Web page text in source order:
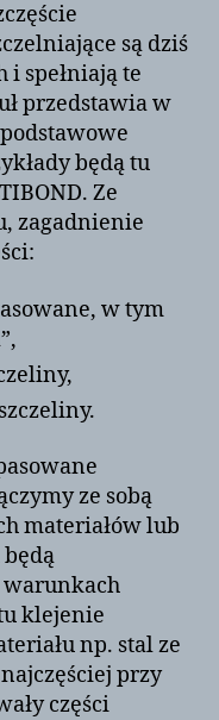
są dziś
spełniają te
przedstawia w
będą tu
Ze
zagadnienie
w tym
ze sobą
materiałów lub
będą
warunkach
klejenie
np. stal ze
przy
części